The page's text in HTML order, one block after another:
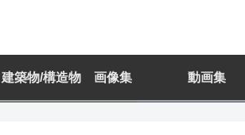
建築物/構造物 画像集 動画集